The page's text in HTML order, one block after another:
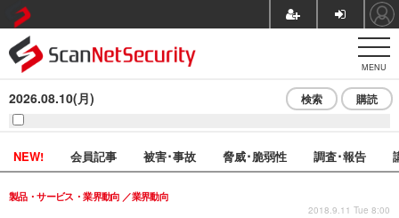
MENU
2026.08.10(月) 検索 購読
NEW! 会員記事 被害･事故 脅威･脆弱性 調査･報告
製品・サービス・業界動向 業界動向
2018.9.11 Tue 8:00